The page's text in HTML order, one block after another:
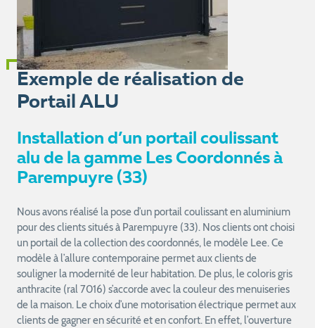
Exemple de réalisation de
Portail ALU
Installation d’un portail coulissant
alu de la gamme Les Coordonnés à
Parempuyre (33)
Nous avons réalisé la pose d’un portail coulissant en aluminium
pour des clients situés à Parempuyre (33). Nos clients ont choisi
un portail de la collection des coordonnés, le modèle Lee. Ce
modèle à l’allure contemporaine permet aux clients de
souligner la modernité de leur habitation. De plus, le coloris gris
anthracite (ral 7016) s’accorde avec la couleur des menuiseries
de la maison. Le choix d’une motorisation électrique permet aux
clients de gagner en sécurité et en confort. En effet, l’ouverture